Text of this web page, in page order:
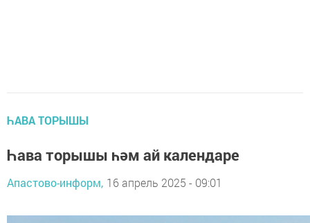
ҺАВА ТОРЫШЫ
Һава торышы һәм ай календаре
Апастово-информ, 16 апрель 2025 - 09:01